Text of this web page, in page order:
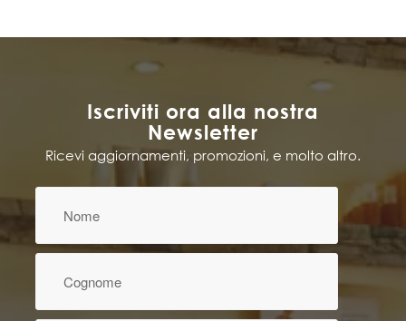
Iscriviti ora alla nostra
Newsletter
Ricevi aggiornamenti, promozioni, e molto altro.